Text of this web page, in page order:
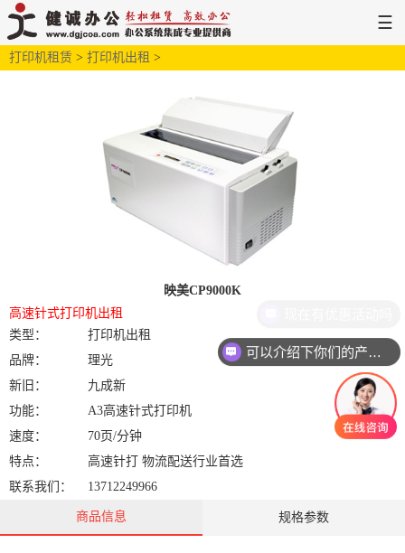
☰
网站首页 解决方案
打印机租赁 > 打印机出租 >
映美CP9000K
高速针式打印机出租
类型：
打印机出租
品牌：
理光
新旧：
九成新
功能：
A3高速针式打印机
速度：
70页/分钟
特点：
高速针打 物流配送行业首选
联系我们：
13712249966
商品信息 规格参数